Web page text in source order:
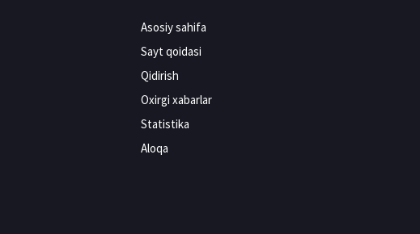
Asosiy sahifa
Sayt qoidasi
Qidirish
Oxirgi xabarlar
Statistika
Aloqa